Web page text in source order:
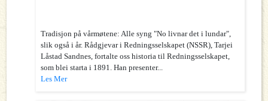
Tradisjon på vårmøtene: Alle syng "No livnar det i lundar",
slik også i år. Rådgjevar i Redningsselskapet (NSSR), Tarjei
Låstad Sandnes, fortalte oss historia til Redningsselskapet,
som blei starta i 1891. Han presenter...
Les Mer